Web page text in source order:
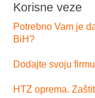
Korisne veze
Potrebno Vam je
BiH?
Dodajte svoju
HTZ oprema.